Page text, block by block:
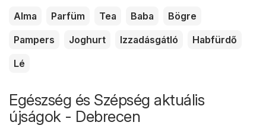
Alma Parfüm Tea Baba
Bögre
Pampers
Joghurt Izzadásgátló
Habfürdő
Lé
Egészség és Szépség aktuális
újságok - Debrecen